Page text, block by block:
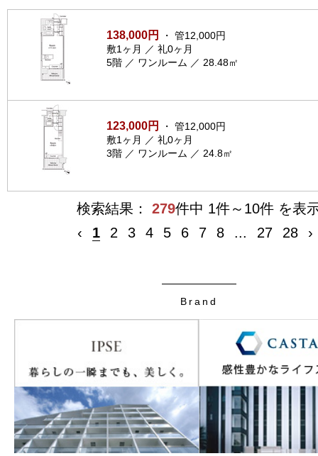
138,000円
・ 管12,000円
敷1ヶ月 ／ 礼0ヶ月
5階 ／ ワンルーム ／ 28.48㎡
123,000円
・ 管12,000円
敷1ヶ月 ／ 礼0ヶ月
3階 ／ ワンルーム ／ 24.8㎡
検索結果： 279件中 1件～10件 を表
‹
1 2 3 4 5 6 7 8 ... 27 28 ›
Brand